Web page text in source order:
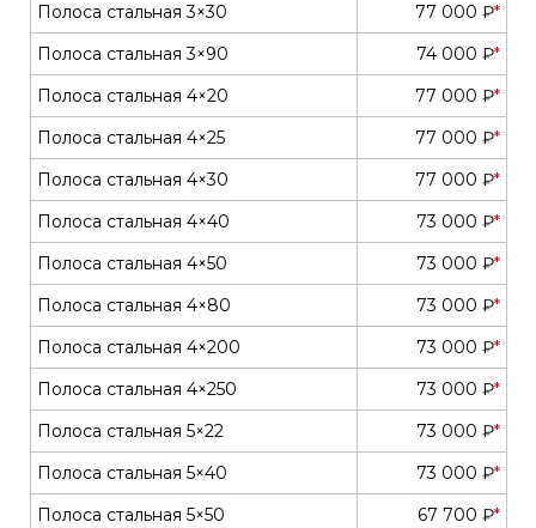
Полоса стальная 3×30 77 000 ₽*
Полоса стальная 3×90
74 000 ₽*
Полоса стальная 4×20
77 000 ₽*
Полоса стальная 4×25
77 000 ₽*
Полоса стальная 4×30
77 000 ₽*
Полоса стальная 4×40
73 000 ₽*
Полоса стальная 4×50
73 000 ₽*
Полоса стальная 4×80
73 000 ₽*
Полоса стальная 4×200
73 000 ₽*
Полоса стальная 4×250
73 000 ₽*
Полоса стальная 5×22
73 000 ₽*
Полоса стальная 5×40
73 000 ₽*
Полоса стальная 5×50
67 700 ₽*